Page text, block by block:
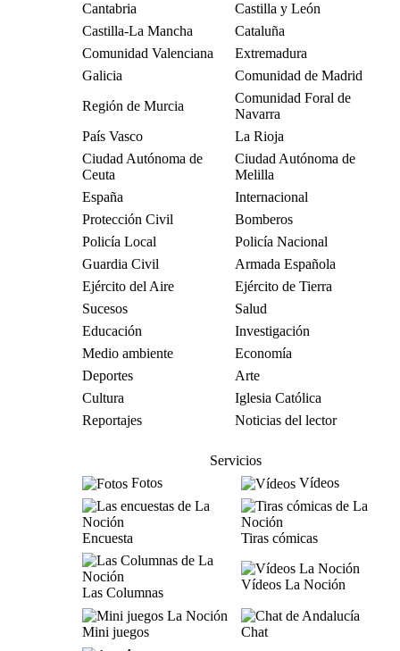
Cantabria
Castilla y León
Castilla-La Mancha
Cataluña
Comunidad Valenciana
Extremadura
Galicia
Comunidad de Madrid
Región de Murcia
Comunidad Foral de
Navarra
País Vasco
La Rioja
Ciudad Autónoma de
Ceuta
Ciudad Autónoma de
Melilla
España
Internacional
Protección Civil
Bomberos
Policía Local
Policía Nacional
Guardia Civil
Armada Española
Ejército del Aire
Ejército de Tierra
Sucesos
Salud
Educación
Investigación
Medio ambiente
Economía
Deportes
Arte
Cultura
Iglesia Católica
Reportajes
Noticias del lector
Servicios
Fotos
Vídeos
Encuesta Tiras cómicas
Las Columnas
Vídeos La Noción
Mini juegos
Chat